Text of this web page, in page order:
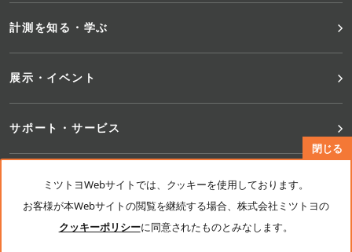
メ
ュ
ー
計測を知る・学ぶ
展示・イベント
サポート・サービス
ニュース
ミツトヨ計測学院
ミツトヨWebサイトでは、クッキーを使用しております。
お客様が本Webサイトの閲覧を継続する場合、株式会社ミツトヨの
クッキーポリシーに同意されたものとみなします。
閉じる